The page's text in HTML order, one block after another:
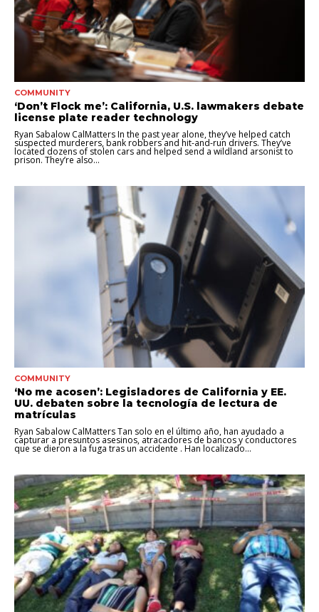
COMMUNITY
‘Don’t Flock me’: California, U.S. lawmakers debate
license plate reader technology
Ryan Sabalow CalMatters In the past year alone, they’ve helped catch
suspected murderers, bank robbers and hit-and-run drivers. They’ve
located dozens of stolen cars and helped send a wildland arsonist to
prison. They’re also...
COMMUNITY
‘No me acosen’: Legisladores de California y EE.
UU. debaten sobre la tecnología de lectura de
matrículas
Ryan Sabalow CalMatters Tan solo en el último año, han ayudado a
capturar a presuntos asesinos, atracadores de bancos y conductores
que se dieron a la fuga tras un accidente . Han localizado...